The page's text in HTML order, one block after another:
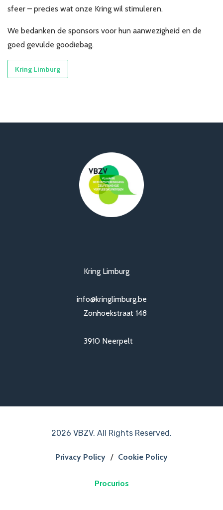
sfeer – precies wat onze Kring wil stimuleren.
We bedanken de sponsors voor hun aanwezigheid en de
goed gevulde goodiebag.
Kring Limburg
Kring Limburg
info@kringlimburg.be
Zonhoekstraat 148
3910 Neerpelt
2026 VBZV. All Rights Reserved.
Privacy Policy / Cookie Policy
Procurios